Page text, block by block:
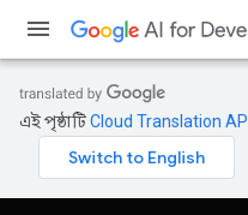
এই পৃষ্ঠাটিCloud Translation API